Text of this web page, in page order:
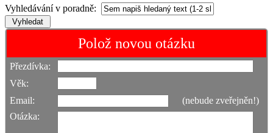
Vyhledávání v poradně:
Polož novou otázku
Přezdívka:
Věk:
Email:
(nebude zveřejněn!)
Otázka: